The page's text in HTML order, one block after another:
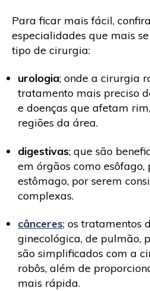
Para ficar mais fácil,
especialidades que mais
tipo de cirurgia:
urologia; onde a cirurgia
tratamento mais preciso
e doenças que afetam
regiões da área.
digestivas; que são
em órgãos como esôfago,
estômago, por serem
complexas.
cânceres; os tratamentos
ginecológica, de pulmão,
são simplificados com a
robôs, além de
mais rápida.